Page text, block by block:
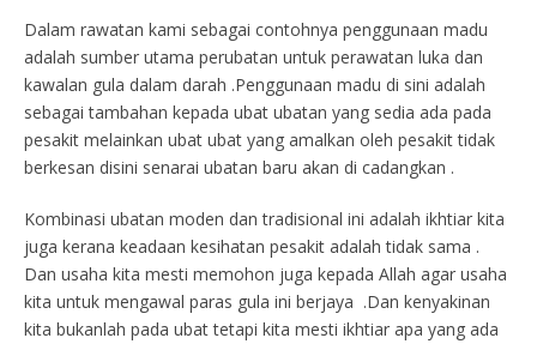
Dalam rawatan kami sebagai contohnya penggunaan madu
adalah sumber utama perubatan untuk perawatan luka dan
kawalan gula dalam darah .Penggunaan madu di sini adalah
sebagai tambahan kepada ubat ubatan yang sedia ada pada
pesakit melainkan ubat ubat yang amalkan oleh pesakit tidak
berkesan disini senarai ubatan baru akan di cadangkan .
Kombinasi ubatan moden dan tradisional ini adalah ikhtiar kita
juga kerana keadaan kesihatan pesakit adalah tidak sama .
Dan usaha kita mesti memohon juga kepada Allah agar usaha
kita untuk mengawal paras gula ini berjaya .Dan kenyakinan
kita bukanlah pada ubat tetapi kita mesti ikhtiar apa yang ada